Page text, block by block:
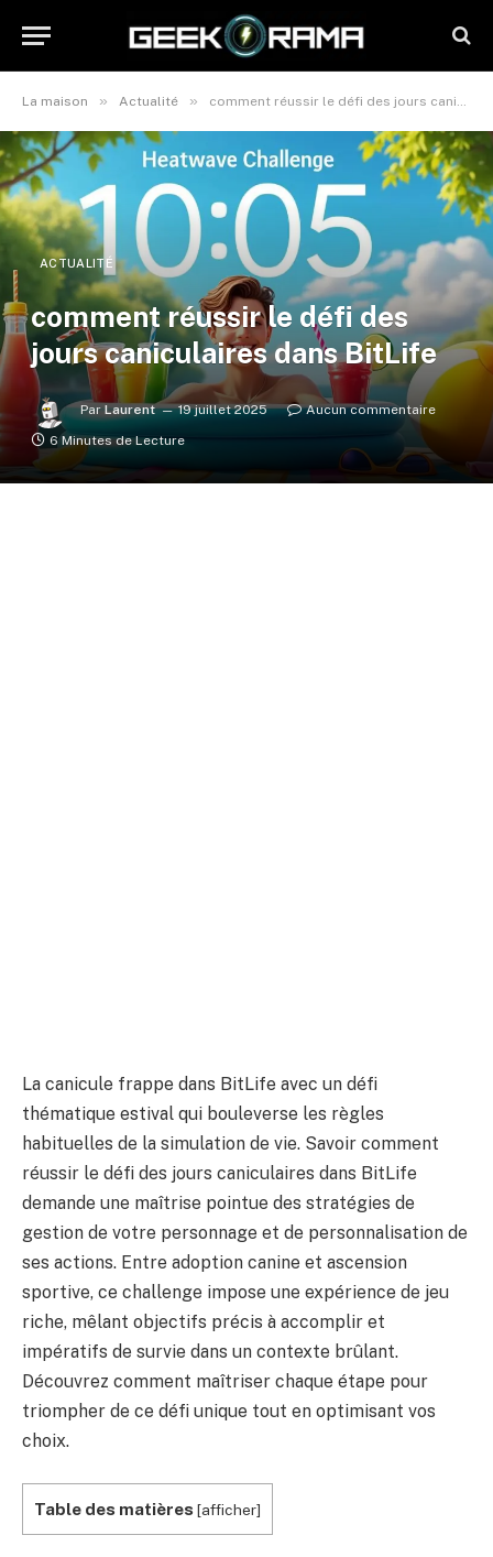
La maison » Actualité » comment réussir le défi des jours caniculaires dans BitLife
ACTUALITÉ
comment réussir le défi des
jours caniculaires dans BitLife
Par Laurent 19 juillet 2025
Aucun commentaire
6 Minutes de Lecture
La canicule frappe dans BitLife avec un défi
thématique estival qui bouleverse les règles
habituelles de la simulation de vie. Savoir comment
réussir le défi des jours caniculaires dans BitLife
demande une maîtrise pointue des stratégies de
gestion de votre personnage et de personnalisation de
ses actions. Entre adoption canine et ascension
sportive, ce challenge impose une expérience de jeu
riche, mêlant objectifs précis à accomplir et
impératifs de survie dans un contexte brûlant.
Découvrez comment maîtriser chaque étape pour
triompher de ce défi unique tout en optimisant vos
choix.
Table des matières [afficher]